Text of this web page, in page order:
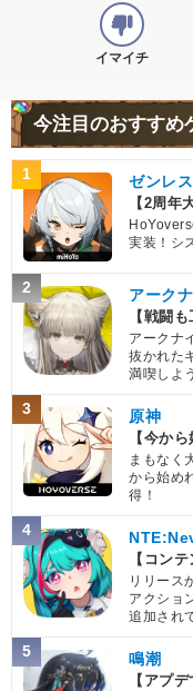
イマイチ
今注目のおすすめ
1 ゼンレ
【2周年
実装！シ
2 アーク
【戦闘
アークナ
抜かれた
満喫しよ
3 原神
【今か
まもなく
から始め
得！
4
【コン
リリース
アクショ
追加され
5 鳴潮
【アプ